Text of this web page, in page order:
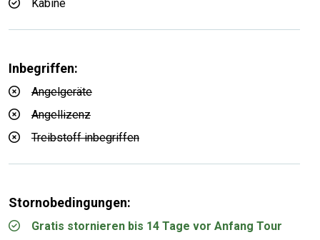
Kabine
Inbegriffen:
Angelgeräte
Angellizenz
Treibstoff inbegriffen
Stornobedingungen:
Gratis stornieren bis 14 Tage vor Anfang Tour